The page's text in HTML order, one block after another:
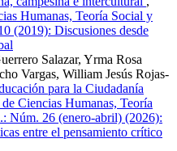
Humanas, Teoría Social y
(2019): Discusiones desde
Salazar, Yrma Rosa
Vargas, William Jesús Rojas-
para la Ciudadanía
Ciencias Humanas, Teoría
Núm. 26 (enero-abril) (2026):
entre el pensamiento crítico